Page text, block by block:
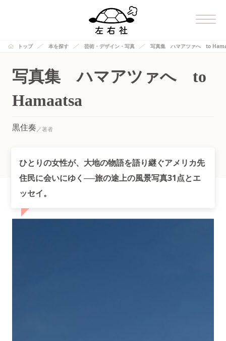
トップ 本を探す 芸術・デザイン・写真 写真集 ハマアツァへ to
写真集 ハマアツァへ to
Hamaatsa
黒住奏
ひとりの女性が、大地の物語を語り継ぐアメリカ先
住民に会いにゆく──旅の途上の風景写真31点とエ
ッセイ。